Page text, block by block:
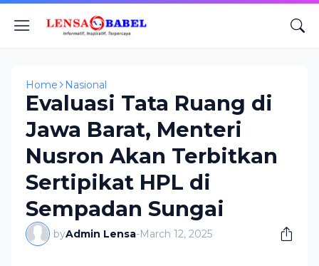
Home Nasional
Evaluasi Tata Ruang di
Jawa Barat, Menteri
Nusron Akan Terbitkan
Sertipikat HPL di
Sempadan Sungai
byAdmin Lensa-March 12, 2025